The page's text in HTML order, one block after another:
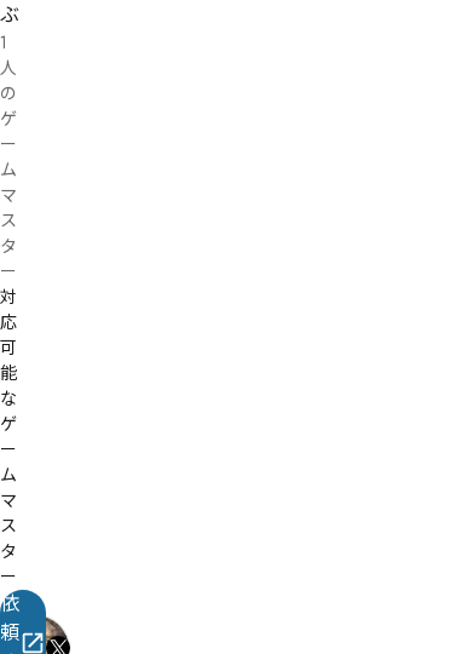
ぶ
1
人
の
ゲ
ー
ム
マ
ス
タ
ー
対
応
可
能
な
ゲ
ー
ム
マ
ス
タ
ー
依
頼